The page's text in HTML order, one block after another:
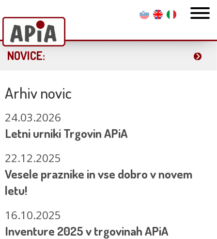
NOVICE:
Arhiv novic
24.03.2026
Letni urniki Trgovin APiA
22.12.2025
Vesele praznike in vse dobro v novem
letu!
16.10.2025
Inventure 2025 v trgovinah APiA